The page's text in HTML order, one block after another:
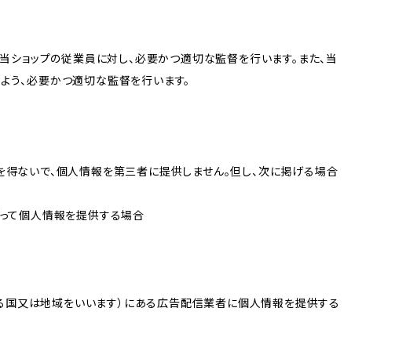
ョップの従業員に対し、必要かつ適切な監督を行います。また、当
、必要かつ適切な監督を行います。
ないで、個人情報を第三者に提供しません。但し、次に掲げる場合
て個人情報を提供する場合
又は地域をいいます）にある広告配信業者に個人情報を提供する